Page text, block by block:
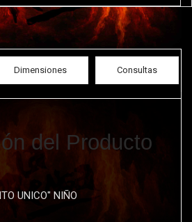
Dimensiones Consultas
del Producto
UNICO" NIÑO